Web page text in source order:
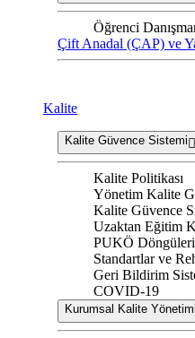
Öğrenci
Çift Anadal (ÇAP) ve
Kalite
Kalite Güvence Sistemi
Kalite Politikası
Yönetim Kalite
Kalite Güvence
Uzaktan Eğitim
PUKÖ Döngüleri
Standartlar ve
Geri Bildirim
COVID-19
Kurumsal Kalite Yönetimi